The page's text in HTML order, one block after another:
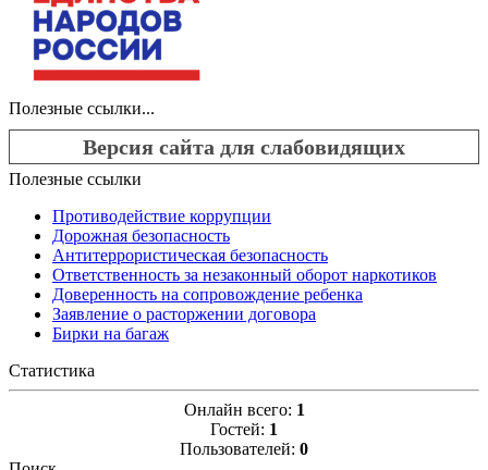
Полезные ссылки...
Версия сайта для слабовидящих
Полезные ссылки
Противодействие коррупции
Дорожная безопасность
Антитеррористическая безопасность
Ответственность за незаконный оборот наркотиков
Доверенность на сопровождение ребенка
Заявление о расторжении договора
Бирки на багаж
Статистика
Онлайн всего: 1
Гостей: 1
Пользователей: 0